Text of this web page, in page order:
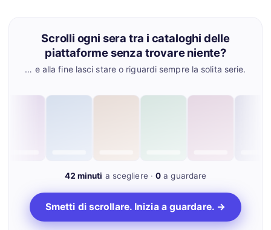
Scrolli ogni sera tra i cataloghi delle
piattaforme senza trovare niente?
… e alla fine lasci stare o riguardi sempre la solita serie.
42 minuti a scegliere ·0 a guardare
Smetti di scrollare. Inizia a guardare. →